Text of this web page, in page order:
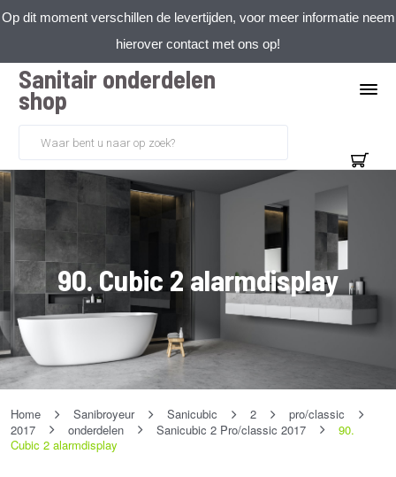
Op dit moment verschillen de levertijden, voor meer informatie neem
hierover contact met ons op!
Sanitair onderdelen
shop
90. Cubic 2 alarmdisplay
Home Sanibroyeur Sanicubic 2
pro/classic
2017
onderdelen Sanicubic 2 Pro/classic 2017
90.
Cubic 2 alarmdisplay